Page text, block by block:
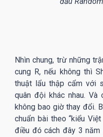
Nhìn chung, trừ những
cung R, nếu không thì
thuật lẩu thập cẩm với
quân đội khác nhau.
không bao giờ thay đổi.
chuẩn bài theo “kiểu
điều đó cách đây 3